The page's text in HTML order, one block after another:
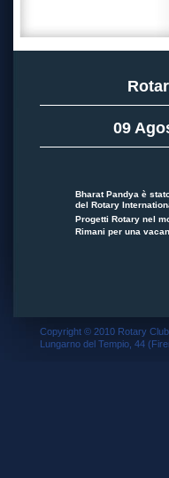
09
Bharat Pandya è
del Rotary
Progetti Rotary nel
Rimani per una
Copyright © 2010 Rotary
Lungarno del Tempio, 44